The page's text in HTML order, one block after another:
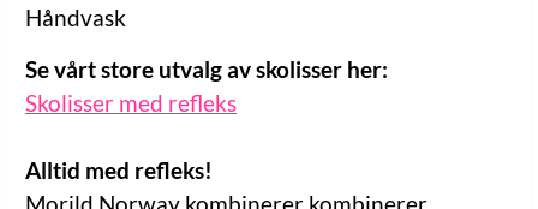
Håndvask
Se vårt store utvalg av skolisser her:
Skolisser med refleks
Alltid med refleks!